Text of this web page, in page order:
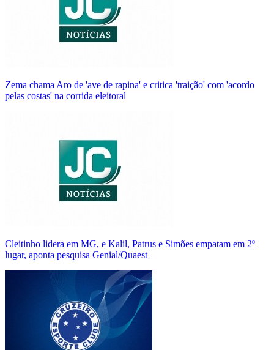
Zema chama Aro de 'ave de rapina' e critica 'traição' com 'acordo
pelas costas' na corrida eleitoral
Cleitinho lidera em MG, e Kalil, Patrus e Simões empatam em 2º
lugar, aponta pesquisa Genial/Quaest